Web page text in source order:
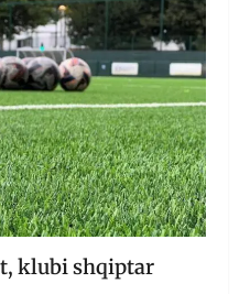
klubi shqiptar